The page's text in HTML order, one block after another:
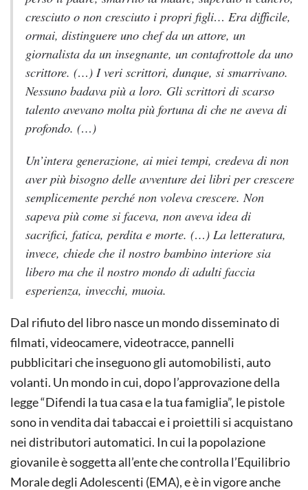
cresciuto o non cresciuto i propri figli… Era difficile,
ormai, distinguere uno chef da un attore, un
giornalista da un insegnante, un contafrottole da uno
scrittore. (…) I veri scrittori, dunque, si smarrivano.
Nessuno badava più a loro. Gli scrittori di scarso
talento avevano molta più fortuna di che ne aveva di
profondo. (…)
Un’intera generazione, ai miei tempi, credeva di non
aver più bisogno delle avventure dei libri per crescere
semplicemente perché non voleva crescere. Non
sapeva più come si faceva, non aveva idea di
sacrifici, fatica, perdita e morte. (…) La letteratura,
invece, chiede che il nostro bambino interiore sia
libero ma che il nostro mondo di adulti faccia
esperienza, invecchi, muoia.
Dal rifiuto del libro nasce un mondo disseminato di
filmati, videocamere, videotracce, pannelli
pubblicitari che inseguono gli automobilisti, auto
volanti. Un mondo in cui, dopo l’approvazione della
legge “Difendi la tua casa e la tua famiglia”, le pistole
sono in vendita dai tabaccai e i proiettili si acquistano
nei distributori automatici. In cui la popolazione
giovanile è soggetta all’ente che controlla l’Equilibrio
Morale degli Adolescenti (EMA), e è in vigore anche